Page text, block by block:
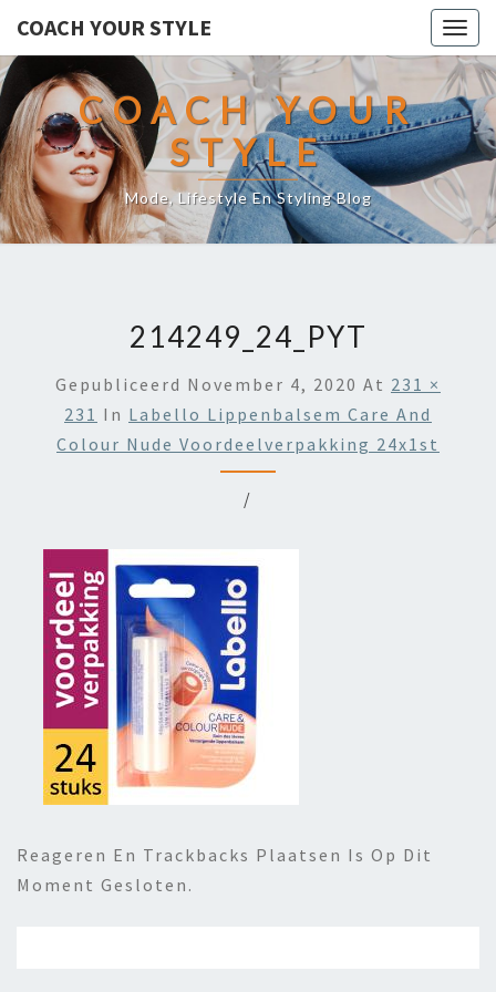
COACH YOUR STYLE
COACH YOUR
STYLE
Mode, Lifestyle En Styling Blog
214249_24_PYT
Gepubliceerd November 4, 2020 At 231 ×
231 In Labello Lippenbalsem Care And
Colour Nude Voordeelverpakking 24x1st
/
Reageren En Trackbacks Plaatsen Is Op Dit
Moment Gesloten.